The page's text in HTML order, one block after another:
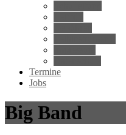
Termine
Jobs
Big Band